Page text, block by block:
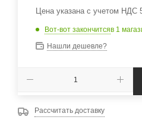
Цена указана с учетом НДС
Вот-вот закончитсяв 1
Нашли дешевле?
Рассчитать доставку